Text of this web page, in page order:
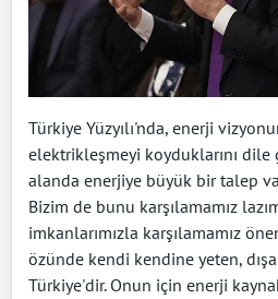
Türkiye Yüzyılı'nda, enerji
elektrikleşmeyi koyduklarını dile
alanda enerjiye büyük bir talep
Bizim de bunu karşılamamız
imkanlarımızla karşılamamız
özünde kendi kendine yeten, dışa
Türkiye'dir. Onun için enerji